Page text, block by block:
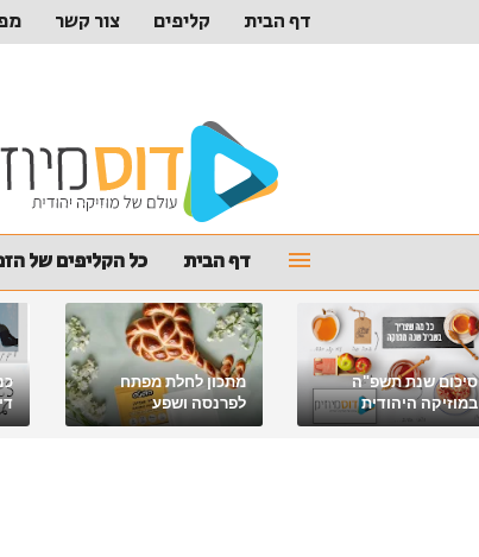
דף הבית קליפים צור קשר
דף הבית כל הקליפים של
סיכום שנת תשפ"ה
במוזיקה היהודית
מתכון לחלת מפתח
לפרנסה ושפע